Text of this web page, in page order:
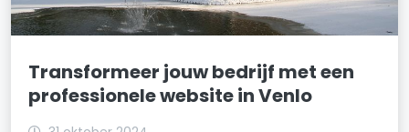
Transformeer jouw bedrijf met een
professionele website in Venlo